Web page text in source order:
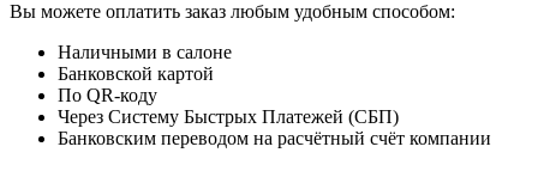
Вы можете оплатить заказ любым удобным способом:
Наличными в салоне
Банковской картой
По QR-коду
Через Систему Быстрых Платежей (СБП)
Банковским переводом на расчётный счёт компании